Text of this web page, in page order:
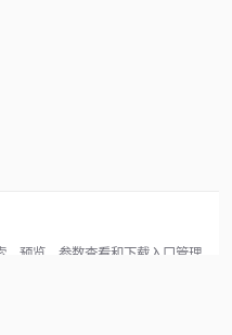
预览、参数查看和下载入口管理。